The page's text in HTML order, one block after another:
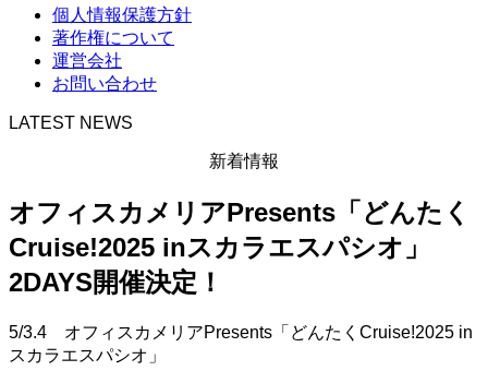
個人情報保護方針
著作権について
運営会社
お問い合わせ
LATEST NEWS
新着情報
オフィスカメリアPresents「どんたく
Cruise!2025 inスカラエスパシオ」
2DAYS開催決定！
5/3.4 オフィスカメリアPresents「どんたくCruise!2025 in
スカラエスパシオ」